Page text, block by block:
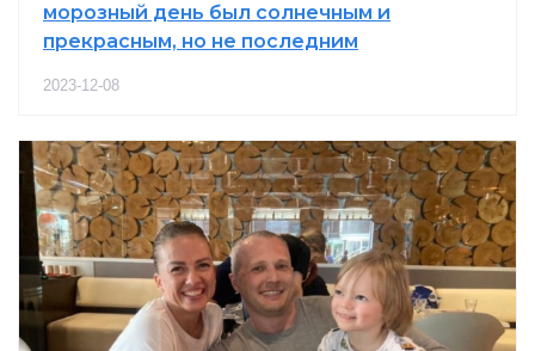
морозный день был солнечным и
прекрасным, но не последним
2023-12-08